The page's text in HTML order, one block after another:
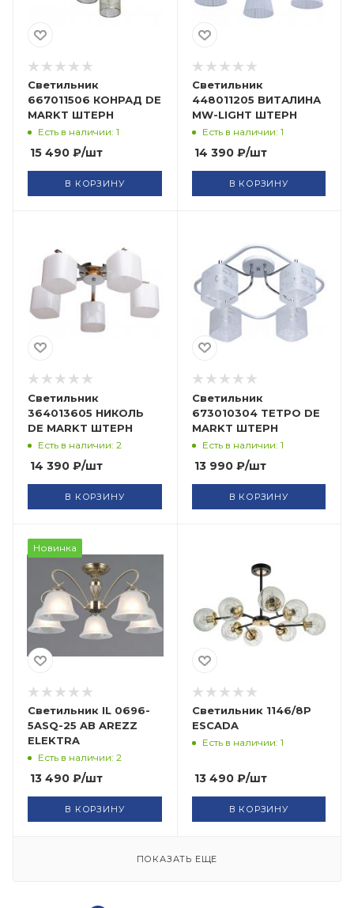
Светильник
667011506 КОНРАД DE
MARKT ШТЕРН
Есть в наличии: 1
15 490 ₽/шт
В КОРЗИНУ
Светильник
448011205 ВИТАЛИНА
MW-LIGHT ШТЕРН
Есть в наличии: 1
14 390₽/шт
В КОРЗИНУ
Светильник
364013605 НИКОЛЬ
DE MARKT ШТЕРН
Есть в наличии: 2
14 390 ₽/шт
В КОРЗИНУ
Светильник
673010304 ТЕТРО DE
MARKT ШТЕРН
Есть в наличии: 1
13 990₽/шт
В КОРЗИНУ
Новинка
Светильник IL 0696-
5ASQ-25 AB AREZZ
ELEKTRA
Есть в наличии: 2
13 490 ₽/шт
В КОРЗИНУ
Cветильник 1146/8P
ESCADA
Есть в наличии: 1
13 490₽/шт
В КОРЗИНУ
ПОКАЗАТЬ ЕЩЕ